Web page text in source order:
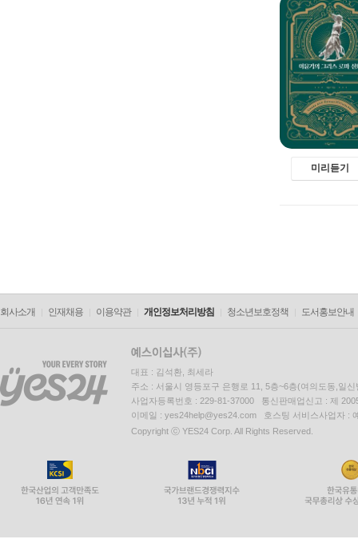
미리듣기
회사소개 인재채용 이용약관 개인정보처리방침 청소년보호정책 도서홍보안내
대표 : 김석환, 최세라
주소 : 서울시 영등포구 은행로 11, 5층~6층(여의도동,일신
사업자등록번호 : 229-81-37000 통신판매업신고 : 제
이메일 : yes24help@yes24.com 호스팅 서비스사업자 :
Copyright ⓒ YES24 Corp. All Rights Reserved.